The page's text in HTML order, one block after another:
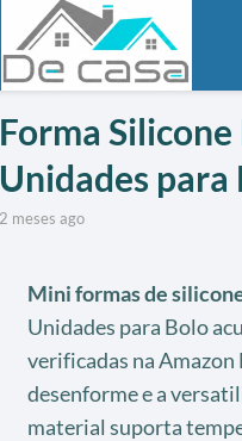
Forma
Unidades para
2 meses ago
Mini formas de
Unidades para Bolo
verificadas na Amazon
desenforme e a
material suporta